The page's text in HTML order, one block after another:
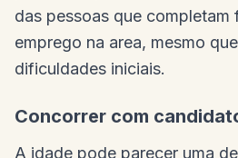
das pessoas que completam
emprego na area, mesmo
dificuldades iniciais.
Concorrer com
A idade pode parecer uma